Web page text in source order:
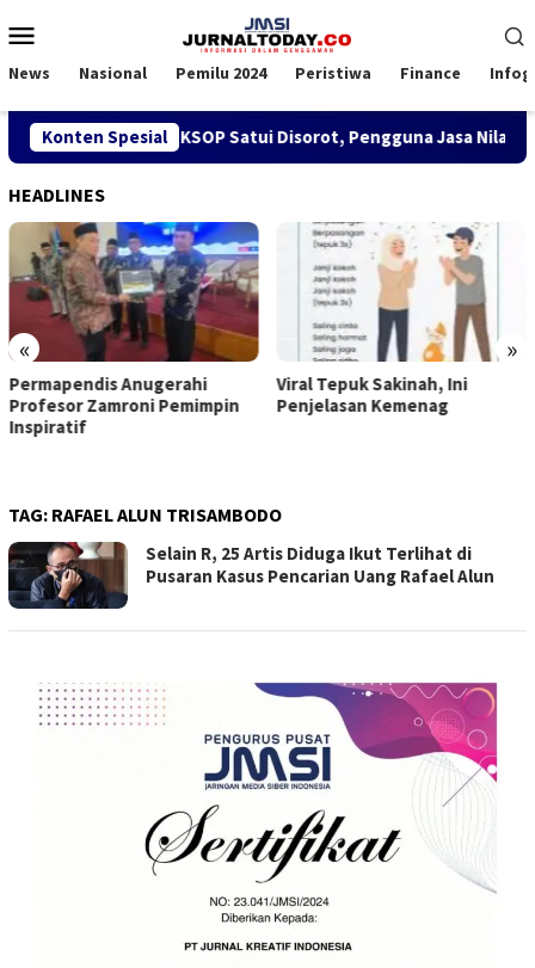
ke
Mobile
News Nasional Pemilu 2024 Peristiwa Finance
Konten Spesial
SPK TKBM di KSOP Satui Disorot, Pengguna Jasa Nilai
HEADLINES
« »
Viral Tepuk Sakinah, Ini
Penjelasan Kemenag
DPD GMNI Kaltim
Kongres Persatuan:
TAG: RAFAEL ALUN TRISAMBODO
Selain R, 25 Artis Diduga Ikut Terlihat di
Pusaran Kasus Pencarian Uang Rafael Alun